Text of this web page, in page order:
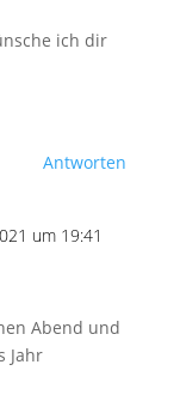
ich dir
Antworten
um 19:41
Abend und
Jahr